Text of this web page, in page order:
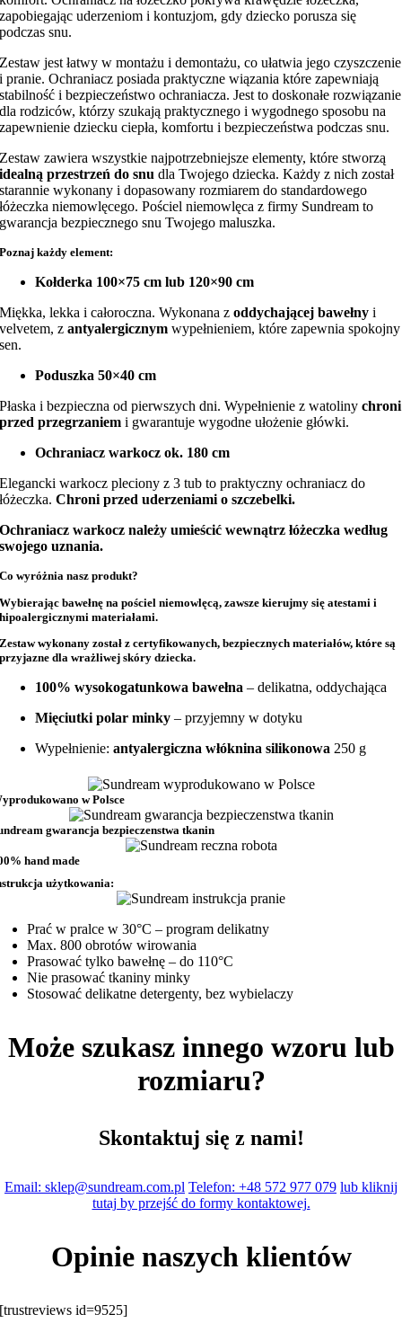
zapobiegając uderzeniom i kontuzjom, gdy dziecko porusza się
podczas snu.
Zestaw jest łatwy w montażu i demontażu, co ułatwia jego czyszczenie
i pranie. Ochraniacz posiada praktyczne wiązania które zapewniają
stabilność i bezpieczeństwo ochraniacza. Jest to doskonałe rozwiązanie
dla rodziców, którzy szukają praktycznego i wygodnego sposobu na
zapewnienie dziecku ciepła, komfortu i bezpieczeństwa podczas snu.
Zestaw zawiera wszystkie najpotrzebniejsze elementy, które stworzą
idealną przestrzeń do snu dla Twojego dziecka. Każdy z nich został
starannie wykonany i dopasowany rozmiarem do standardowego
łóżeczka niemowlęcego. Pościel niemowlęca z firmy Sundream to
gwarancja bezpiecznego snu Twojego maluszka.
Poznaj każdy element:
Kołderka 100×75 cm lub 120×90 cm
Miękka, lekka i całoroczna. Wykonana zoddychającej bawełny i
velvetem, zantyalergicznym wypełnieniem, które zapewnia spokojny
sen.
Poduszka 50×40 cm
Płaska i bezpieczna od pierwszych dni. Wypełnienie z watolinychroni
przed przegrzaniem i gwarantuje wygodne ułożenie główki.
Ochraniacz warkocz ok. 180 cm
Elegancki warkocz pleciony z 3 tub to praktyczny ochraniacz do
łóżeczka.Chroni przed uderzeniami o szczebelki.
Ochraniacz warkocz należy umieścić wewnątrz łóżeczka według
swojego uznania.
Co wyróżnia nasz produkt?
Wybierając bawełnę napościel niemowlęcą, zawsze kierujmy się atestami i
hipoalergicznymi materiałami.
Zestaw wykonany został zcertyfikowanych, bezpiecznych materiałów, które są
przyjazne dla wrażliwej skóry dziecka.
100% wysokogatunkowa bawełna – delikatna, oddychająca
Mięciutki polar minky – przyjemny w dotyku
Wypełnienie:antyalergiczna włóknina silikonowa 250 g
w Polsce
gwarancja bezpieczenstwa tkanin
hand made
użytkowania:
Prać w pralce w 30°C – program delikatny
Max. 800 obrotów wirowania
Prasować tylko bawełnę – do 110°C
Nie prasować tkaniny minky
Stosować delikatne detergenty, bez wybielaczy
Może szukasz innego wzoru lub
rozmiaru?
Skontaktuj się z nami!
Email: sklep@sundream.com.pl Telefon: +48 572 977 079 lub kliknij
tutaj by przejść do formy kontaktowej.
Opinie naszych klientów
[trustreviews id=9525]